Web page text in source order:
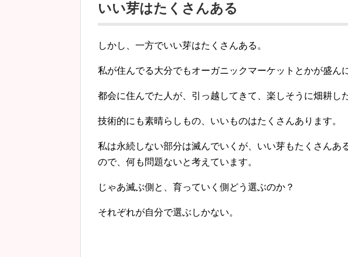
いい芽はたくさんある
しかし、一方でいい芽はたくさんある。
私が住んでる大分でもオーガニックマーケットとかが盛ん
都会に住んでた人が、引っ越してきて、楽しそうに畑耕し
技術的にも素晴らしもの、いいものはたくさんあります。
私は永続しない部分は滅んでいくが、いい芽もたくさんあ
ので、何も問題ないと考えています。
じゃあ滅ぶ側と、育っていく側どう選ぶのか？
それぞれが自分で選ぶしかない。